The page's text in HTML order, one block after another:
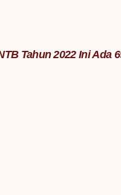
Tahun 2022 Ini Ada